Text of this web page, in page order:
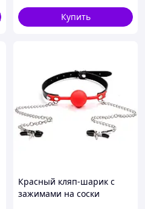
Купить
Красный кляп-шарик с
зажимами на соски